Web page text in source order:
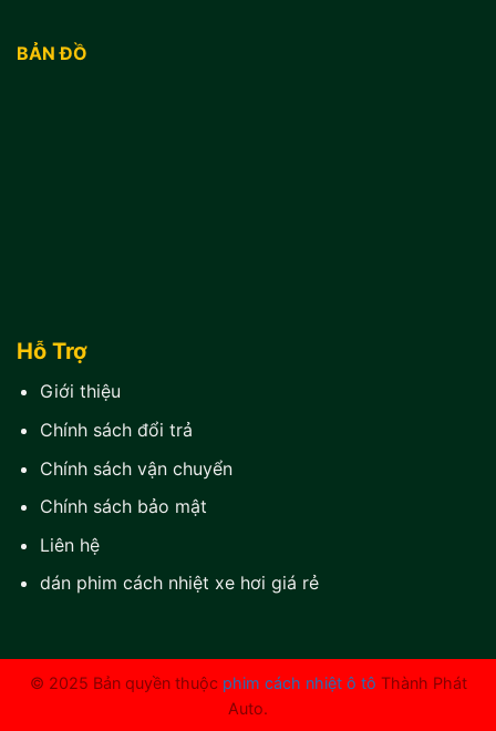
BẢN ĐỒ
Hỗ Trợ
Giới thiệu
Chính sách đổi trả
Chính sách vận chuyển
Chính sách bảo mật
Liên hệ
dán phim cách nhiệt xe hơi giá rẻ
© 2025 Bản quyền thuộc phim cách nhiệt ô tô Thành Phát
Auto.